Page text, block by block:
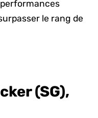
le rang de
(SG),